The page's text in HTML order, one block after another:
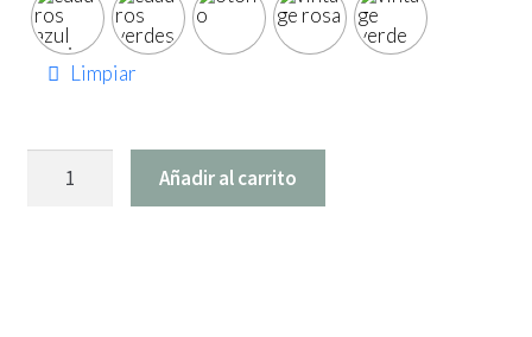
Limpiar
Tote
Añadir al carrito